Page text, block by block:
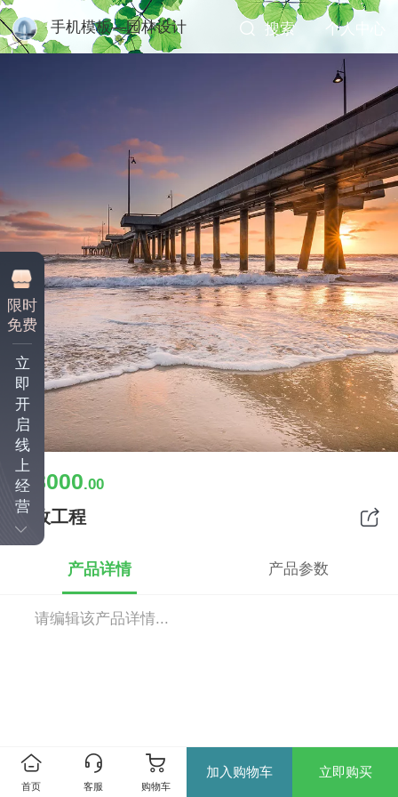
手机模板—园林设计 搜索 个人中心
￥ 8000.00
市政工程
产品详情 产品参数
请编辑该产品详情...
首页 客服 购物车
加入购物车 立即购买
限时
免费
立
即
开
启
线
上
经
营